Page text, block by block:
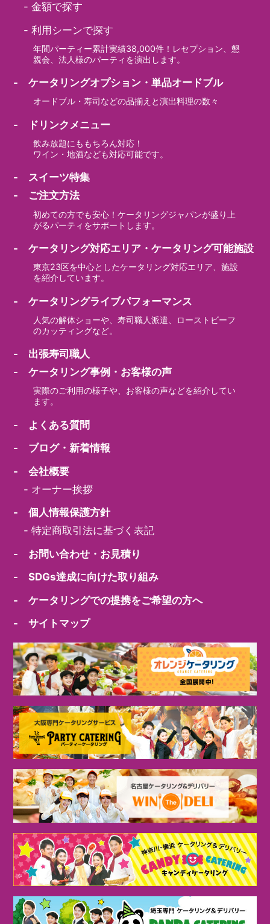
-金額で探す
-利用シーンで探す
年間パーティー累計実績38,000件！レセプション、懇
親会、法人様のパーティを演出します。
- ケータリングオプション・単品オードブル
オードブル・寿司などの品揃えと演出料理の数々
- ドリンクメニュー
飲み放題にももちろん対応！
ワイン・地酒なども対応可能です。
- スイーツ特集
- ご注文方法
初めての方でも安心！ケータリングジャパンが盛り上
がるパーティをサポートします。
- ケータリング対応エリア・ケータリング可能施設
東京23区を中心としたケータリング対応エリア、施設
を紹介しています。
- ケータリングライブパフォーマンス
人気の解体ショーや、寿司職人派遣、ローストビーフ
のカッティングなど。
- 出張寿司職人
- ケータリング事例・お客様の声
実際のご利用の様子や、お客様の声などを紹介してい
ます。
- よくある質問
- ブログ・新着情報
- 会社概要
- オーナー挨拶
- 個人情報保護方針
-特定商取引法に基づく表記
- お問い合わせ・お見積り
- SDGs達成に向けた取り組み
- ケータリングでの提携をご希望の方へ
- サイトマップ